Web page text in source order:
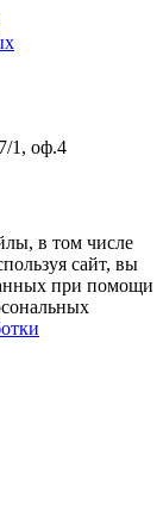
1, оф.4
в том числе
сайт, вы
при помощи